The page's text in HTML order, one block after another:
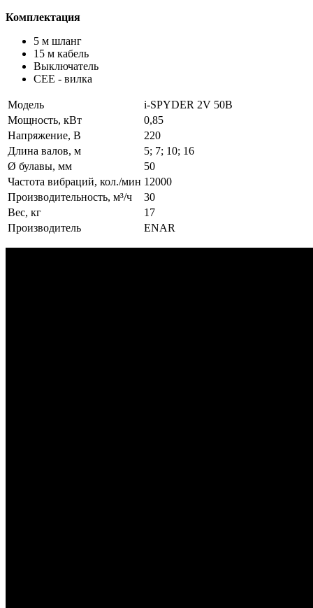
Комплектация
5 м шланг
15 м кабель
Выключатель
СЕЕ - вилка
Модель
i-SPYDER 2V 50B
Мощность, кВт
0,85
Напряжение, В
220
Длина валов, м
5; 7; 10; 16
Ø булавы, мм
50
Частота вибраций, кол./мин 12000
Производительность, м³/ч
30
Вес, кг
17
Производитель
ENAR